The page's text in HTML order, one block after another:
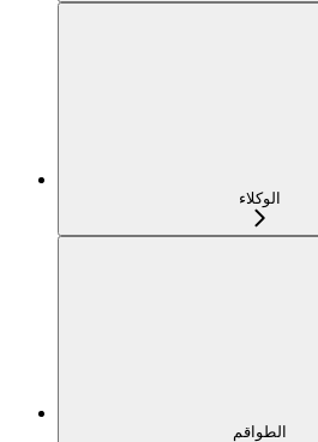
الوكلاء
الطواقم